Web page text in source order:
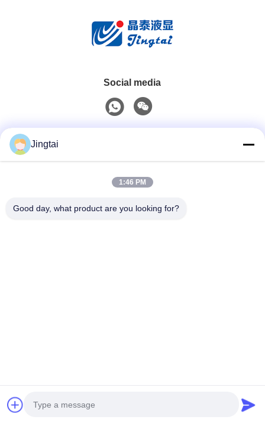
Social media
0086-755-27491128
Copyright 2025-2026 Shenzhen Jingtai Liquid Crystal Display
Technology Co.,Ltd. . Tutti i diritti riservati.
Jingtai
1:46 PM
Good day, what product are you looking for?